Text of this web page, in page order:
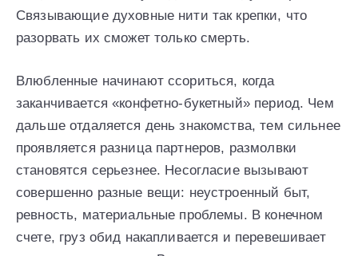
Связывающие духовные нити так крепки, что
разорвать их сможет только смерть.
Влюбленные начинают ссориться, когда
заканчивается «конфетно-букетный» период. Чем
дальше отдаляется день знакомства, тем сильнее
проявляется разница партнеров, размолвки
становятся серьезнее. Несогласие вызывают
совершенно разные вещи: неустроенный быт,
ревность, материальные проблемы. В конечном
счете, груз обид накапливается и перевешивает